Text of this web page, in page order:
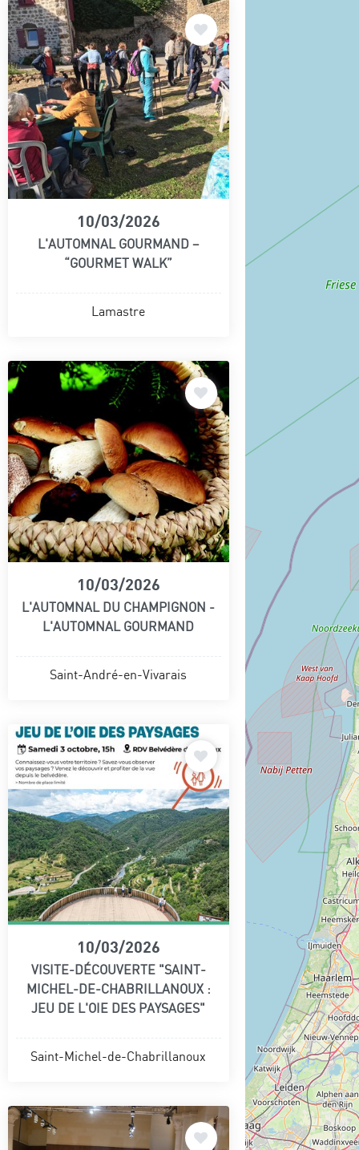
10/03/2026
L'AUTOMNAL GOURMAND –
“GOURMET WALK”
Lamastre
10/03/2026
L'AUTOMNAL DU CHAMPIGNON -
L'AUTOMNAL GOURMAND
Saint-André-en-Vivarais
10/03/2026
VISITE-DÉCOUVERTE "SAINT-
MICHEL-DE-CHABRILLANOUX :
JEU DE L'OIE DES PAYSAGES"
Saint-Michel-de-Chabrillanoux